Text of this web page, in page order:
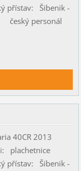
přístav: Šibenik -
personál
40CR 2013
plachetnice
přístav: Šibenik -